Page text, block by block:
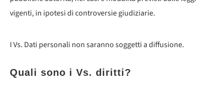
vigenti, in ipotesi di controversie giudiziarie.
I Vs. Dati personali non saranno soggetti a diffusione.
Quali sono i Vs. diritti?